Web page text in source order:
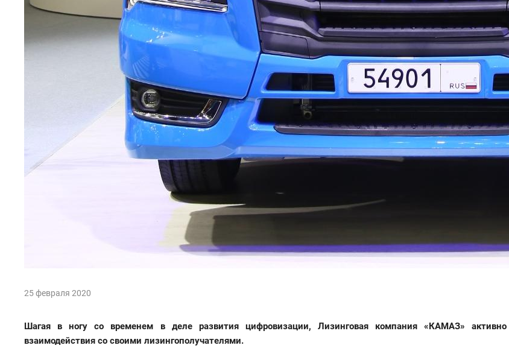
25 февраля 2020
Шагая в ногу со временем в деле развития цифровизации, Лизинговая компания «КАМАЗ» активно
взаимодействия со своими лизингополучателями.